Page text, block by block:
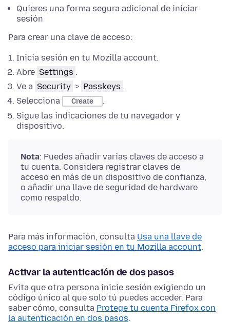
Quieres una forma segura adicional de iniciar
sesión
Para crear una clave de acceso:
Inicia sesión en tu Mozilla account.
Abre Settings .
Ve a Security > Passkeys .
Selecciona
Create
.
Sigue las indicaciones de tu navegador y
dispositivo.
Nota: Puedes añadir varias claves de acceso a
tu cuenta. Considera registrar claves de
acceso en más de un dispositivo de confianza,
o añadir una llave de seguridad de hardware
como respaldo.
Para más información, consulta Usa una llave de
acceso para iniciar sesión en tu Mozilla account.
Activar la autenticación de dos pasos
Evita que otra persona inicie sesión exigiendo un
código único al que solo tú puedes acceder. Para
saber cómo, consulta Protege tu cuenta Firefox con
la autenticación en dos pasos.